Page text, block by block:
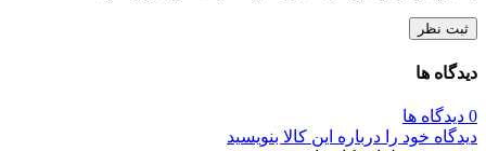
ثبت نظر
دیدگاه ها
0 دیدگاه ها
دیدگاه خود را درباره این کالا بنویسید